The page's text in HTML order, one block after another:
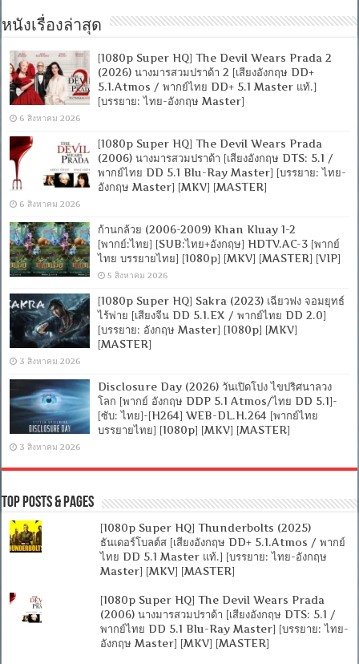
หนังเรื่องล่าสุด
[1080p Super HQ] The Devil Wears Prada 2
(2026) นางมารสวมปราด้า 2 [เสียงอังกฤษ DD+
5.1.Atmos / พากย์ไทย DD+ 5.1 Master แท้.]
[บรรยาย: ไทย-อังกฤษ Master]
6 สิงหาคม 2026
[1080p Super HQ] The Devil Wears Prada
(2006) นางมารสวมปราด้า [เสียงอังกฤษ DTS: 5.1 /
พากย์ไทย DD 5.1 Blu-Ray Master] [บรรยาย: ไทย-
อังกฤษ Master] [MKV] [MASTER]
6 สิงหาคม 2026
ก้านกล้วย (2006-2009) Khan Kluay 1-2
[พากย์:ไทย] [SUB:ไทย+อังกฤษ] HDTV.AC-3 [พากย์
ไทย บรรยายไทย] [1080p] [MKV] [MASTER] [VIP]
5 สิงหาคม 2026
[1080p Super HQ] Sakra (2023) เฉียวฟง จอมยุทธ์
ไร้พ่าย [เสียงจีน DD 5.1.EX / พากย์ไทย DD 2.0]
[บรรยาย: อังกฤษ Master] [1080p] [MKV]
[MASTER]
3 สิงหาคม 2026
Disclosure Day (2026) วันเปิดโปง ไขปริศนาลวง
โลก [พากย์ อังกฤษ DDP 5.1 Atmos/ไทย DD 5.1]-
[ซับ: ไทย]-[H264] WEB-DL.H.264 [พากย์ไทย
บรรยายไทย] [1080p] [MKV] [MASTER]
3 สิงหาคม 2026
Top Posts & Pages
[1080p Super HQ] Thunderbolts (2025)
ธันเดอร์โบลต์ส [เสียงอังกฤษ DD+ 5.1.Atmos / พากย์
ไทย DD 5.1 Master แท้.] [บรรยาย: ไทย-อังกฤษ
Master] [MKV] [MASTER]
[1080p Super HQ] The Devil Wears Prada
(2006) นางมารสวมปราด้า [เสียงอังกฤษ DTS: 5.1 /
พากย์ไทย DD 5.1 Blu-Ray Master] [บรรยาย: ไทย-
อังกฤษ Master] [MKV] [MASTER]